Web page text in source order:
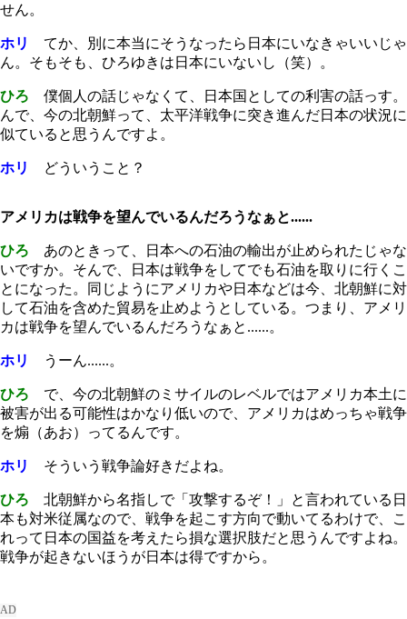
せん。
ホリ
てか、別に本当にそうなったら日本にいなきゃいいじゃ
ん。そもそも、ひろゆきは日本にいないし（笑）。
ひろ 僕個人の話じゃなくて、日本国としての利害の話っす。
んで、今の北朝鮮って、太平洋戦争に突き進んだ日本の状況に
似ていると思うんですよ。
ホリ どういうこと？
アメリカは戦争を望んでいるんだろうなぁと......
ひろ あのときって、日本への石油の輸出が止められたじゃな
いですか。そんで、日本は戦争をしてでも石油を取りに行くこ
とになった。同じようにアメリカや日本などは今、北朝鮮に対
して石油を含めた貿易を止めようとしている。つまり、アメリ
カは戦争を望んでいるんだろうなぁと......。
ホリ うーん......。
ひろ で、今の北朝鮮のミサイルのレベルではアメリカ本土に
被害が出る可能性はかなり低いので、アメリカはめっちゃ戦争
を煽（あお）ってるんです。
ホリ そういう戦争論好きだよね。
ひろ 北朝鮮から名指しで「攻撃するぞ！」と言われている日
本も対米従属なので、戦争を起こす方向で動いてるわけで、こ
れって日本の国益を考えたら損な選択肢だと思うんですよね。
戦争が起きないほうが日本は得ですから。